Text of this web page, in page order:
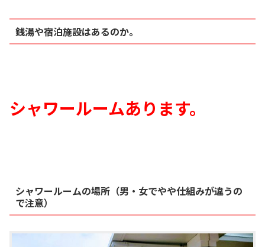
銭湯や宿泊施設はあるのか。
シャワールームあります。
シャワールームの場所（男・女でやや仕組みが違うの
で注意）